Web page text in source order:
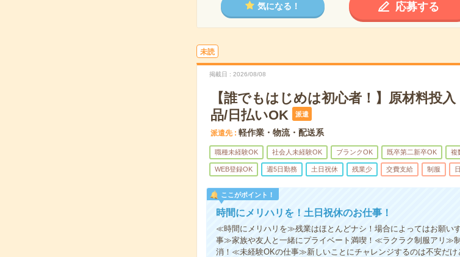
気になる！ 応募する
未読
掲載日 2026/08/08
【誰でもはじめは初心者！】原材料投
品/日払いOK
派遣
派遣先 軽作業・物流・配送系
職種未経験OK 社会人未経験OK ブランクOK 既卒第二新卒OK 複
WEB登録OK 週5日勤務 土日祝休 残業少 交費支給 制服
ここがポイント！
時間にメリハリを！土日祝休のお仕事！
≪時間にメリハリを≫残業はほとんどナシ！場合によってはお願い
事≫家族や友人と一緒にプライベート満喫！≪ラクラク制服アリ≫
消！≪未経験OKの仕事≫新しいことにチャレンジするのは不安だけ